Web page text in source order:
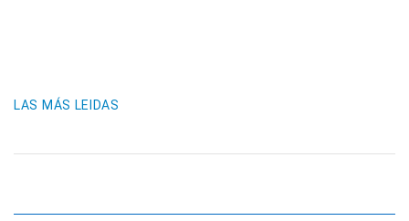
LAS MÁS LEIDAS